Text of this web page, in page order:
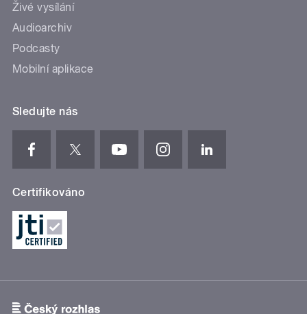
Živé vysílání
Audioarchiv
Podcasty
Mobilní aplikace
Sledujte nás
Certifikováno